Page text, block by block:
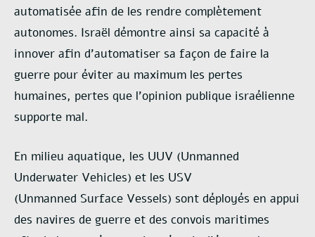
automatisée afin de les rendre complètement
autonomes. Israël démontre ainsi sa capacité à
innover afin d’automatiser sa façon de faire la
guerre pour éviter au maximum les pertes
humaines, pertes que l’opinion publique israélienne
supporte mal.
En milieu aquatique, les UUV (Unmanned
Underwater Vehicles) et les USV
(Unmanned Surface Vessels) sont déployés en appui
des navires de guerre et des convois maritimes